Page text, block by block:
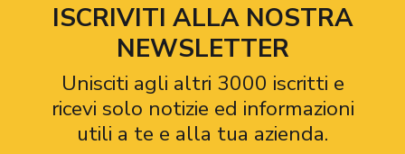
ISCRIVITI ALLA NOSTRA
NEWSLETTER
Unisciti agli altri 3000 iscritti e
ricevi solo notizie ed informazioni
utili a te e alla tua azienda.